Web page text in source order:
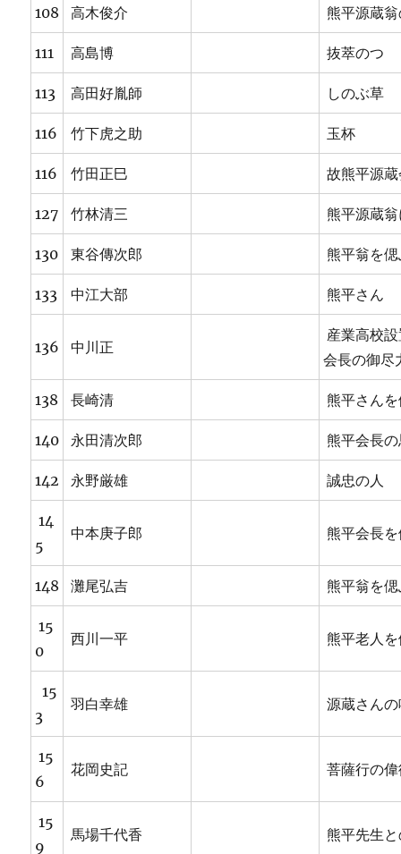
108 高木俊介 熊平源蔵
111 高島博 抜萃のつ
113 高田好胤師 しのぶ草
116 竹下虎之助 玉杯
116 竹田正巳 故熊平源
127 竹林清三 熊平源蔵
130 東谷傳次郎 熊平翁を
133 中江大部 熊平さん
136 中川正
産業高校
会長の御尽
138 長崎清 熊平さん
140 永田清次郎 熊平会長
142 永野厳雄 誠忠の人
14
5
中本庚子郎 熊平会長
148 灘尾弘吉 熊平翁を
15
0
西川一平 熊平老人
15
3
羽白幸雄 源蔵さん
15
6
花岡史記 菩薩行の
15
9
馬場千代香 熊平先生